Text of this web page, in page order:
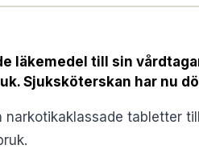
läkemedel till sin
Sjuksköterskan har nu
tabletter